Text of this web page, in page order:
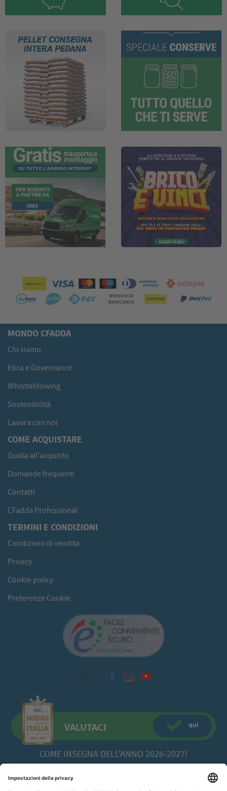
MONDO CFADDA
Chi siamo
Etica e Governance
Whistleblowing
Sostenibilità
Lavora con noi
COME ACQUISTARE
Guida all'acquisto
Domande frequenti
Contatti
CFadda Professional
TERMINI E CONDIZIONI
Condizioni di vendita
Privacy
Cookie policy
Preferenze Cookie
Seguici su
VALUTACI
COME INSEGNA DELL'ANNO 2026-2027!
qui